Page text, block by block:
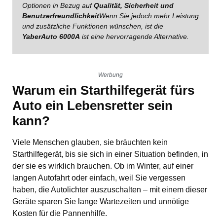
Optionen in Bezug aufQualität, Sicherheit und
BenutzerfreundlichkeitWenn Sie jedoch mehr Leistung
und zusätzliche Funktionen wünschen, ist die
YaberAuto 6000A ist eine hervorragende Alternative.
Werbung
Warum ein Starthilfegerät fürs
Auto ein Lebensretter sein
kann?
Viele Menschen glauben, sie bräuchten kein
Starthilfegerät, bis sie sich in einer Situation befinden, in
der sie es wirklich brauchen. Ob im Winter, auf einer
langen Autofahrt oder einfach, weil Sie vergessen
haben, die Autolichter auszuschalten – mit einem dieser
Geräte sparen Sie lange Wartezeiten und unnötige
Kosten für die Pannenhilfe.